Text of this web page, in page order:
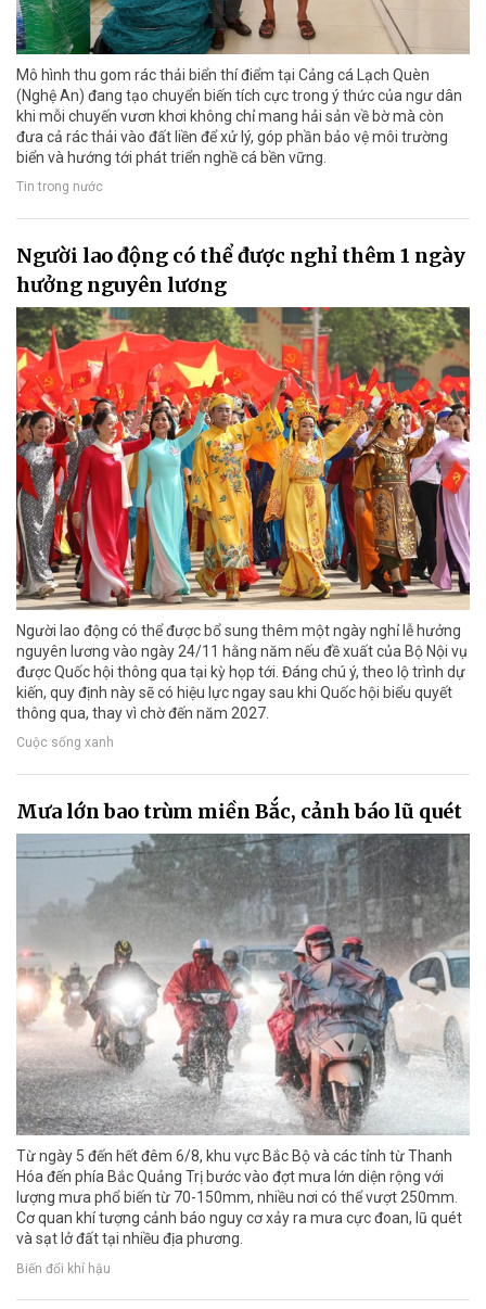
Mô hình thu gom rác thải biển thí điểm tại Cảng cá Lạch Quèn
(Nghệ An) đang tạo chuyển biến tích cực trong ý thức của ngư dân
khi mỗi chuyến vươn khơi không chỉ mang hải sản về bờ mà còn
đưa cả rác thải vào đất liền để xử lý, góp phần bảo vệ môi trường
biển và hướng tới phát triển nghề cá bền vững.
Tin trong nước
Người lao động có thể được nghỉ thêm 1 ngày
hưởng nguyên lương
Người lao động có thể được bổ sung thêm một ngày nghỉ lễ hưởng
nguyên lương vào ngày 24/11 hằng năm nếu đề xuất của Bộ Nội vụ
được Quốc hội thông qua tại kỳ họp tới. Đáng chú ý, theo lộ trình dự
kiến, quy định này sẽ có hiệu lực ngay sau khi Quốc hội biểu quyết
thông qua, thay vì chờ đến năm 2027.
Cuộc sống xanh
Mưa lớn bao trùm miền Bắc, cảnh báo lũ quét
Từ ngày 5 đến hết đêm 6/8, khu vực Bắc Bộ và các tỉnh từ Thanh
Hóa đến phía Bắc Quảng Trị bước vào đợt mưa lớn diện rộng với
lượng mưa phổ biến từ 70-150mm, nhiều nơi có thể vượt 250mm.
Cơ quan khí tượng cảnh báo nguy cơ xảy ra mưa cực đoan, lũ quét
và sạt lở đất tại nhiều địa phương.
Biến đổi khí hậu